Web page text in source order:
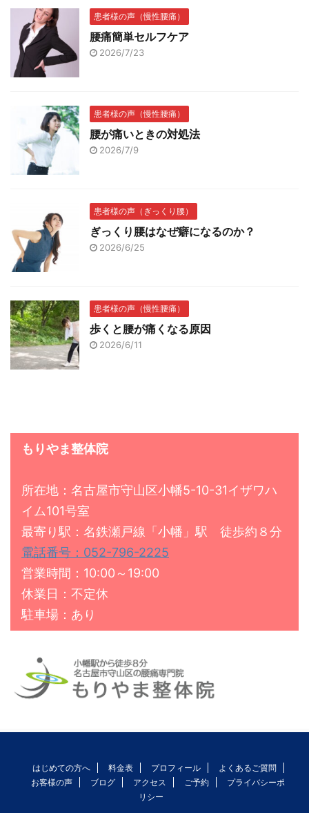
患者様の声（慢性腰痛）
腰痛簡単セルフケア
2026/7/23
患者様の声（慢性腰痛）
腰が痛いときの対処法
2026/7/9
患者様の声（ぎっくり腰）
ぎっくり腰はなぜ癖になるのか？
2026/6/25
患者様の声（慢性腰痛）
歩くと腰が痛くなる原因
2026/6/11
もりやま整体院
所在地：名古屋市守山区小幡5-10-31イザワハ
イム101号室
最寄り駅：名鉄瀬戸線「小幡」駅 徒歩約８分
電話番号：052-796-2225
営業時間：10:00～19:00
休業日：不定休
駐車場：あり
はじめての方へ 料金表 プロフィール
よくあるご質問
お客様の声
ブログ アクセス ご予約
プライバシーポ
リシー